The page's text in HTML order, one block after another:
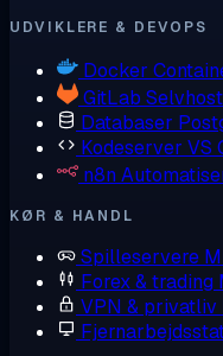
UDVIKLERE & DEVOPS
Docker
GitLab
Databaser
Kodeserver VS
n8n
KØR & HANDL
Spilleservere
Forex & trading
VPN & privatliv